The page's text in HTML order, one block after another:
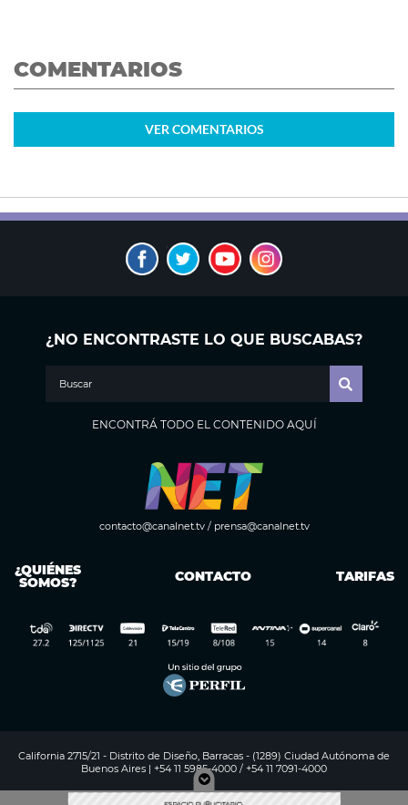
COMENTARIOS
VER COMENTARIOS
¿NO ENCONTRASTE LO QUE BUSCABAS?
ENCONTRÁ TODO EL CONTENIDO AQUÍ
contacto@canalnet.tv/ prensa@canalnet.tv
¿QUIÉNES
SOMOS? CONTACTO TARIFAS
California 2715/21 - Distrito de Diseño, Barracas - (1289) Ciudad Autónoma de
Buenos Aires | +54 11 5985-4000 / +54 11 7091-4000